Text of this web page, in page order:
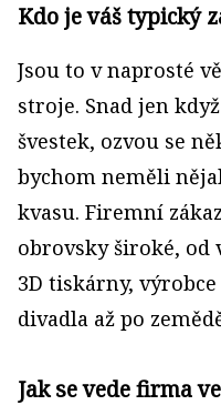
Kdo je váš typický
Jsou to v naprosté
stroje. Snad jen
švestek, ozvou se
bychom neměli
kvasu. Firemní
obrovsky široké, od
3D tiskárny,
divadla až po
Jak se vede firma